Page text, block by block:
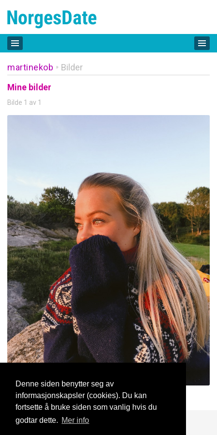
Denne siden benytter seg av
informasjonskapsler (cookies). Du kan
fortsette å bruke siden som vanlig hvis du
godtar dette. Mer info
martinekob » Bilder
Mine bilder
Bilde 1 av 1
martinekob 31 Mar, 2019
Blogg Support Kontakt oss